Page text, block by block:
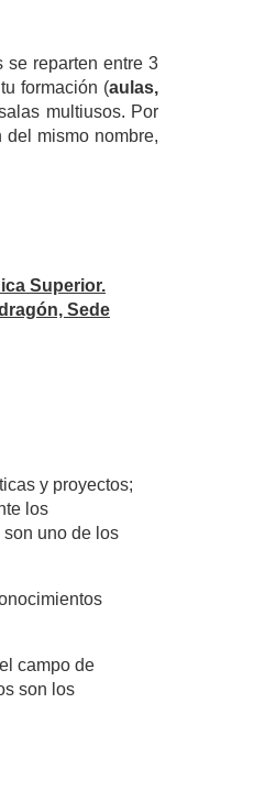
se reparten entre 3
formación (aulas,
multiusos. Por
mismo nombre,
Superior.
Sede
y proyectos;
los
uno de los
campo de
son los